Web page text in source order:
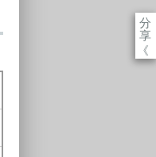
分
享
《